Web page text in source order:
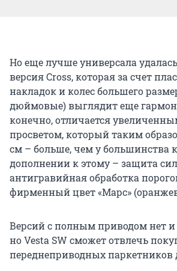
Но еще лучше универсала
версия Cross, которая за счет
накладок и колес большего
дюймовые) выглядит еще
конечно, отличается
просветом, который таким
см – больше, чем у большинства
дополнении к этому – защита
антигравийная обработка
фирменный цвет «Марс»
Версий с полным приводом нет и
но Vesta SW сможет отвлечь
переднеприводных паркетников